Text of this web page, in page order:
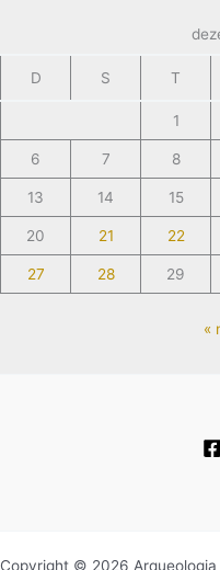
D S T
1
6 7 8
13 14 15
20 21 22
27 28 29
«
Copyright © 2026 Arqueologia